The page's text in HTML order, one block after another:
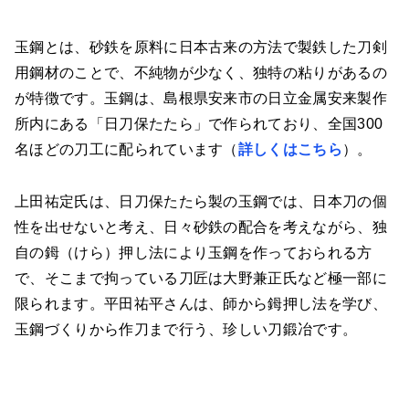
玉鋼とは、砂鉄を原料に日本古来の方法で製鉄した刀剣
用鋼材のことで、不純物が少なく、独特の粘りがあるの
が特徴です。玉鋼は、島根県安来市の日立金属安来製作
所内にある「日刀保たたら」で作られており、全国300
名ほどの刀工に配られています（詳しくはこちら ）。
上田祐定氏は、日刀保たたら製の玉鋼では、日本刀の個
性を出せないと考え、日々砂鉄の配合を考えながら、独
自の鉧（けら）押し法により玉鋼を作っておられる方
で、そこまで拘っている刀匠は大野兼正氏など極一部に
限られます。平田祐平さんは、師から鉧押し法を学び、
玉鋼づくりから作刀まで行う、珍しい刀鍛冶です。